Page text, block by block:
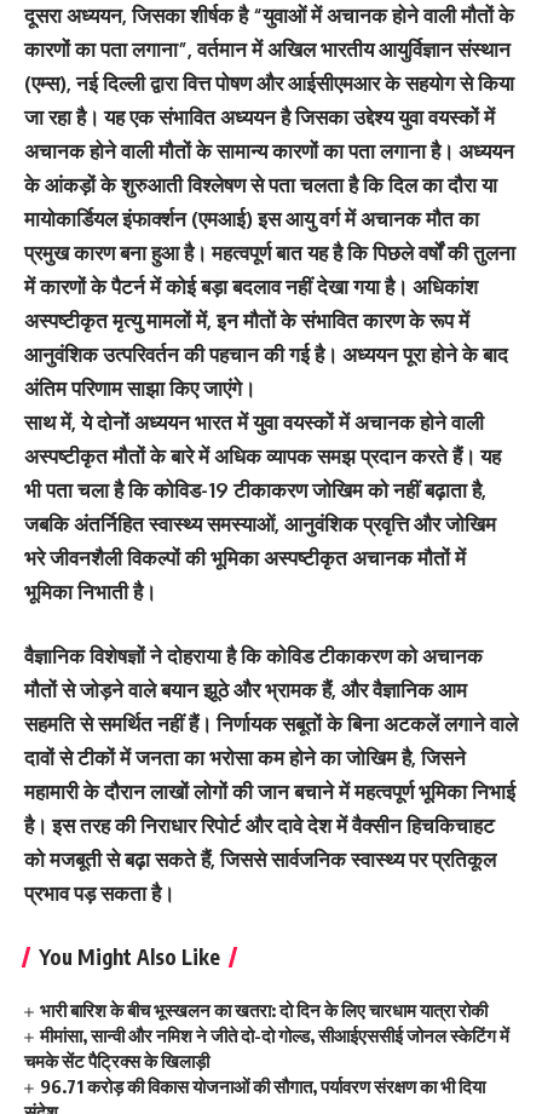
दूसरा अध्ययन, जिसका शीर्षक है “युवाओं में अचानक होने वाली मौतों के
कारणों का पता लगाना”, वर्तमान में अखिल भारतीय आयुर्विज्ञान संस्थान
(एम्स), नई दिल्ली द्वारा वित्त पोषण और आईसीएमआर के सहयोग से किया
जा रहा है। यह एक संभावित अध्ययन है जिसका उद्देश्य युवा वयस्कों में
अचानक होने वाली मौतों के सामान्य कारणों का पता लगाना है। अध्ययन
के आंकड़ों के शुरुआती विश्लेषण से पता चलता है कि दिल का दौरा या
मायोकार्डियल इंफार्क्शन (एमआई) इस आयु वर्ग में अचानक मौत का
प्रमुख कारण बना हुआ है। महत्वपूर्ण बात यह है कि पिछले वर्षों की तुलना
में कारणों के पैटर्न में कोई बड़ा बदलाव नहीं देखा गया है। अधिकांश
अस्पष्टीकृत मृत्यु मामलों में, इन मौतों के संभावित कारण के रूप में
आनुवंशिक उत्परिवर्तन की पहचान की गई है। अध्ययन पूरा होने के बाद
अंतिम परिणाम साझा किए जाएंगे।
साथ में, ये दोनों अध्ययन भारत में युवा वयस्कों में अचानक होने वाली
अस्पष्टीकृत मौतों के बारे में अधिक व्यापक समझ प्रदान करते हैं। यह
भी पता चला है कि कोविड-19 टीकाकरण जोखिम को नहीं बढ़ाता है,
जबकि अंतर्निहित स्वास्थ्य समस्याओं, आनुवंशिक प्रवृत्ति और जोखिम
भरे जीवनशैली विकल्पों की भूमिका अस्पष्टीकृत अचानक मौतों में
भूमिका निभाती है।
वैज्ञानिक विशेषज्ञों ने दोहराया है कि कोविड टीकाकरण को अचानक
मौतों से जोड़ने वाले बयान झूठे और भ्रामक हैं, और वैज्ञानिक आम
सहमति से समर्थित नहीं हैं। निर्णायक सबूतों के बिना अटकलें लगाने वाले
दावों से टीकों में जनता का भरोसा कम होने का जोखिम है, जिसने
महामारी के दौरान लाखों लोगों की जान बचाने में महत्वपूर्ण भूमिका निभाई
है। इस तरह की निराधार रिपोर्ट और दावे देश में वैक्सीन हिचकिचाहट
को मजबूती से बढ़ा सकते हैं, जिससे सार्वजनिक स्वास्थ्य पर प्रतिकूल
प्रभाव पड़ सकता है।
You Might Also Like
भारी बारिश के बीच भूस्खलन का खतरा: दो दिन के लिए चारधाम यात्रा रोकी
मीमांसा, सान्वी और नमिश ने जीते दो-दो गोल्ड, सीआईएससीई जोनल स्केटिंग में
चमके सेंट पैट्रिक्स के खिलाड़ी
96.71 करोड़ की विकास योजनाओं की सौगात, पर्यावरण संरक्षण का भी दिया